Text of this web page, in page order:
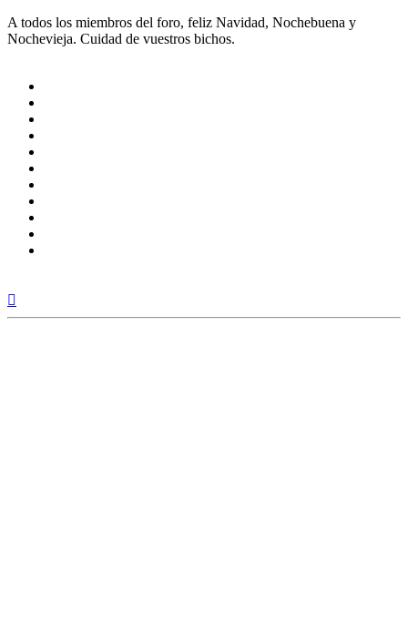
A todos los miembros del foro, feliz Navidad, Nochebuena y
Nochevieja. Cuidad de vuestros bichos.